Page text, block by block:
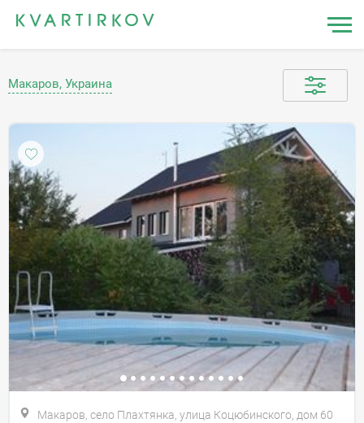
Макаров, Украина
Макаров, село Плахтянка, улица Коцюбинского, дом 60